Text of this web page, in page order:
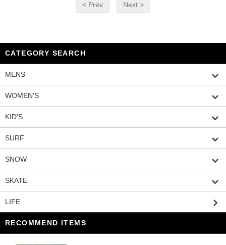
< Prev Next >
CATEGORY SEARCH
MENS
WOMEN'S
KID'S
SURF
SNOW
SKATE
LIFE
RECOMMEND ITEMS